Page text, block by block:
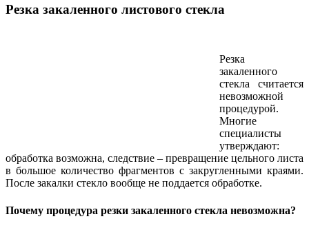
Резка закаленного листового стекла
Резка
закаленного
стекла считается
невозможной
процедурой.
Многие
специалисты
утверждают:
обработка возможна, следствие – превращение цельного листа
в большое количество фрагментов с закругленными краями.
После закалки стекло вообще не поддается обработке.
Почему процедура резки закаленного стекла невозможна?